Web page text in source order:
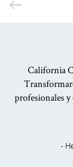
California
profesionales
-